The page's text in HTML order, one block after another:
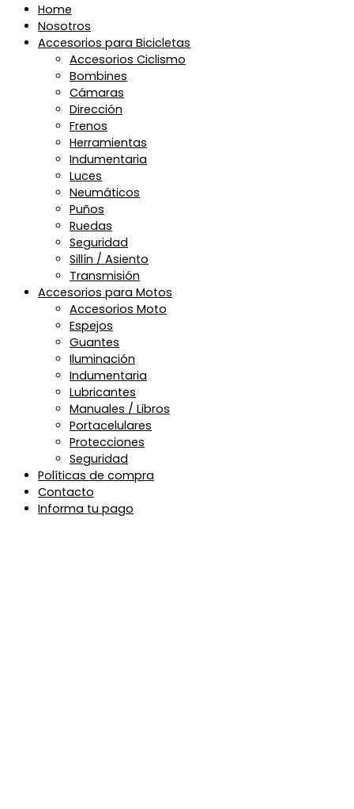
Home
Nosotros
Accesorios para Bicicletas
Accesorios Ciclismo
Bombines
Cámaras
Dirección
Frenos
Herramientas
Indumentaria
Luces
Neumáticos
Puños
Ruedas
Seguridad
Sillín / Asiento
Transmisión
Accesorios para Motos
Accesorios Moto
Espejos
Guantes
Iluminación
Indumentaria
Lubricantes
Manuales / Libros
Portacelulares
Protecciones
Seguridad
Políticas de compra
Contacto
Informa tu pago